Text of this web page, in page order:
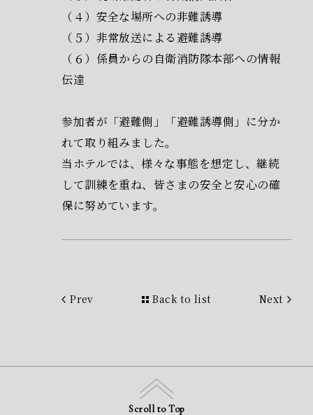
（４）安全な場所への非難誘導
（５）非常放送による避難誘導
（６）係員からの自衛消防隊本部への情報
伝達
参加者が「避難側」「避難誘導側」に分か
れて取り組みました。
当ホテルでは、様々な事態を想定し、継続
して訓練を重ね、皆さまの安全と安心の確
保に努めています。
Prev Back to list Next
Scroll to Top